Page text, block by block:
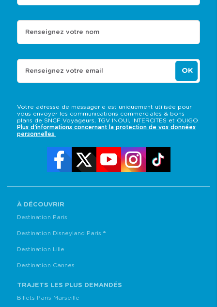
Votre adresse de messagerie est uniquement utilisée pour
vous envoyer les communications commerciales & bons
plans de SNCF Voyageurs, TGV INOUI, INTERCITES et OUIGO.
Plus d'informations concernant la protection de vos données
personnelles.
Renseignez votre nom
Renseignez votre email OK
À DÉCOUVRIR
Destination Paris
Destination Disneyland Paris ®
Destination Lille
Destination Cannes
TRAJETS LES PLUS DEMANDÉS
Billets Paris Marseille